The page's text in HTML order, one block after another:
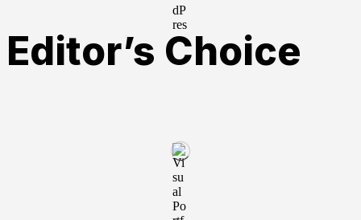
Editor’s Choice